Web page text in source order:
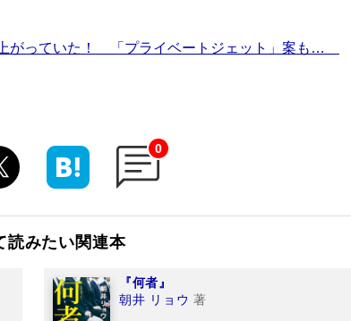
がっていた！ 「プライベートジェット」案も…
0
読みたい関連本
『何者』
朝井 リョウ 著